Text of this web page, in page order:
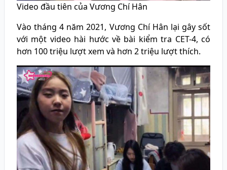
Video đầu tiên của Vương Chí Hân
Vào tháng 4 năm 2021, Vương Chí Hân lại gây sốt
với một video hài hước về bài kiểm tra CET-4, có
hơn 100 triệu lượt xem và hơn 2 triệu lượt thích.